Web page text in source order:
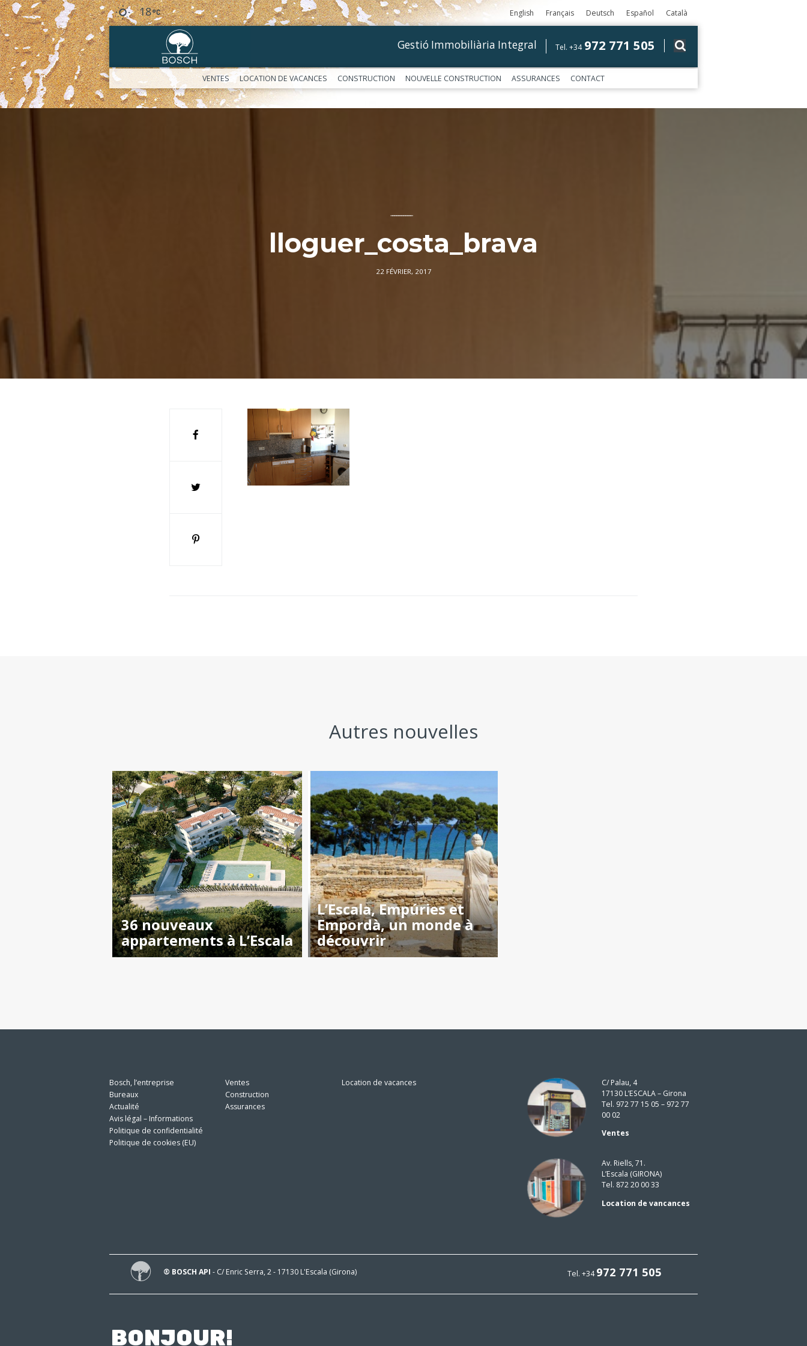
18 English Français Deutsch Español Català
Tel. +34 972 771 505
Gestió Immobiliària Integral
VENTES LOCATION DE VACANCES CONSTRUCTION NOUVELLE CONSTRUCTION ASSURANCES CONTACT
––––––––––––
lloguer_costa_brava
22 FÉVRIER, 2017
Autres nouvelles
36 nouveaux
appartements à L’Escala
L’Escala, Empúries et
Empordà, un monde à
découvrir
Bosch, l’entreprise
Bureaux
Actualité
Avis légal – Informations
Politique de confidentialité
Politique de cookies (EU)
Ventes
Construction
Assurances
Location de vacances
C/ Palau, 4
17130 L’ESCALA – Girona
Tel. 972 77 15 05 – 972 77
00 02
Ventes
Av. Riells, 71.
L’Escala (GIRONA)
Tel. 872 20 00 33
Location de vancances
Tel. +34972 771 505
® BOSCH API - C/ Enric Serra, 2 - 17130 L'Escala (Girona)
BONJOUR!